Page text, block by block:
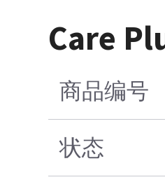
Care
商品编号
状态